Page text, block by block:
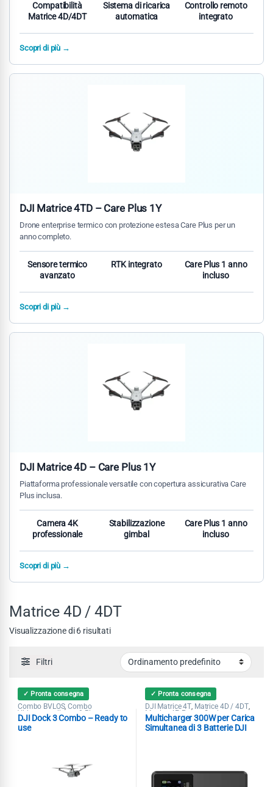
Compatibilità
Matrice 4D/4DT
Sistema di ricarica
automatica
Controllo remoto
integrato
Scopri di più →
DJI Matrice 4TD – Care Plus 1Y
Drone enterprise termico con protezione estesa Care Plus per un
anno completo.
Sensore termico
avanzato
RTK integrato
Care Plus 1 anno
incluso
Scopri di più →
DJI Matrice 4D – Care Plus 1Y
Piattaforma professionale versatile con copertura assicurativa Care
Plus inclusa.
Camera 4K
professionale
Stabilizzazione
gimbal
Care Plus 1 anno
incluso
Scopri di più →
Matrice 4D / 4DT
Visualizzazione di 6 risultati
Filtri
✓ Pronta consegna
Combo BVLOS,Combo
Videosorveglianza & Ricerca
Dispersi,DJI Dock 3,Matrice 4D /
4DT,
DJI Dock 3 Combo – Ready to
use
✓ Pronta consegna
DJI Matrice 4T Matrice 4D / 4DT,
Matrice 4E, Power Station
Multicharger 300W per Carica
Simultanea di 3 Batterie DJI